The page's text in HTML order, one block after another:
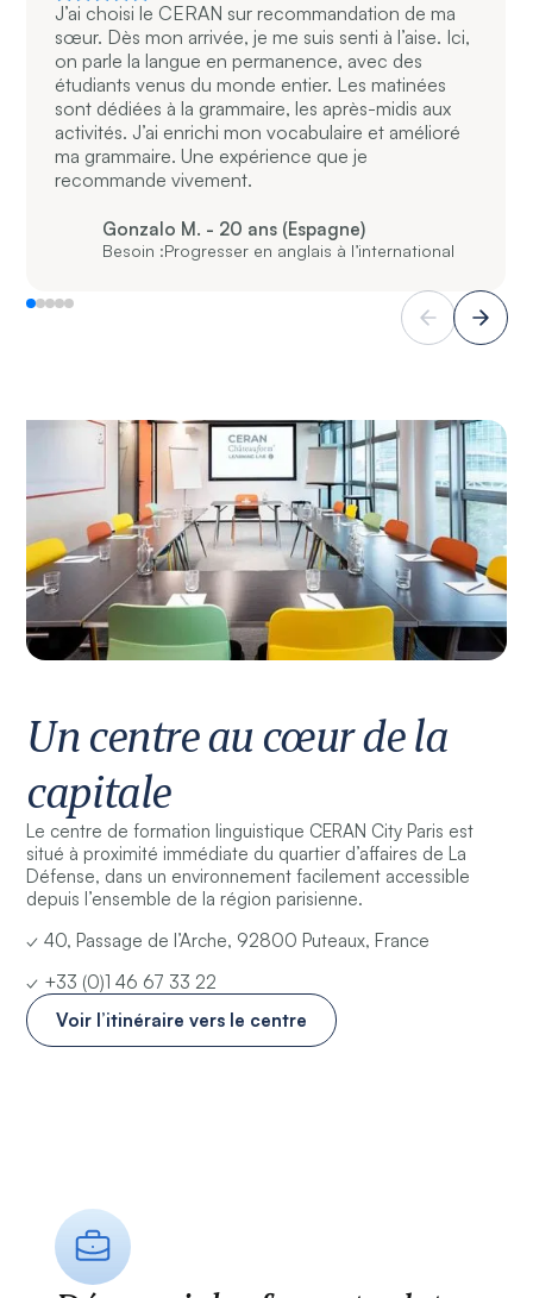
J’ai choisi le CERAN sur recommandation de ma
sœur. Dès mon arrivée, je me suis senti à l’aise. Ici,
on parle la langue en permanence, avec des
étudiants venus du monde entier. Les matinées
sont dédiées à la grammaire, les après-midis aux
activités. J’ai enrichi mon vocabulaire et amélioré
ma grammaire. Une expérience que je
recommande vivement.
Gonzalo M. - 20 ans (Espagne)
Besoin :Progresser en anglais à l’international
Un centre au cœur de la
capitale
Le centre de formation linguistique CERAN City Paris est
situé à proximité immédiate du quartier d’affaires de La
Défense, dans un environnement facilement accessible
depuis l’ensemble de la région parisienne.
✓ 40, Passage de l’Arche, 92800 Puteaux, France
✓ +33 (0)1 46 67 33 22
Voir l’itinéraire vers le centre